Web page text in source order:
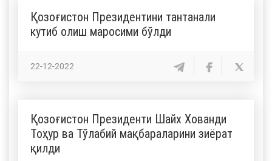
Қозоғистон Президентини тантанали
кутиб олиш маросими бўлди
22-12-2022
Қозоғистон Президенти Шайх Хованди
Тоҳур ва Тўлабий мақбараларини зиёрат
қилди